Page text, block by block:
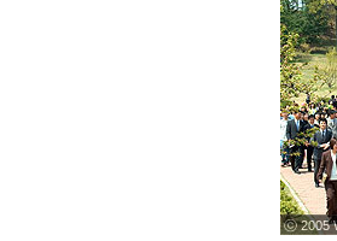
ⓒ 2005